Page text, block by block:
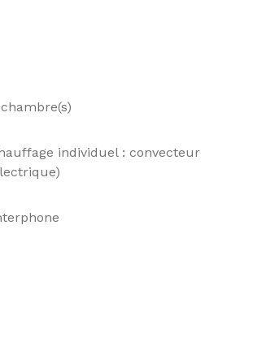
chambre(s)
individuel : convecteur